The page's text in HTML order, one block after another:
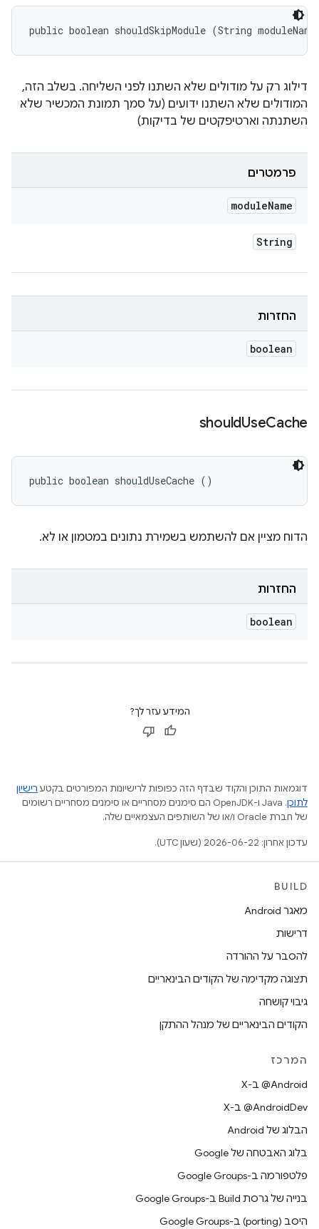
public boolean shouldSkipModule (String
דילוג רק על מודולים שלא השתנו לפני השליחה. בשלב הזה,
המודולים שלא השתנו ידועים (על סמך תמונת המכשיר שלא
השתנתה וארטיפקטים של בדיקות)
פרמטרים
moduleName
String
החזרות
boolean
shouldUseCache
public boolean shouldUseCache ()
הדוח מציין אם להשתמש בשמירת נתונים במטמון או לא.
החזרות
boolean
המידע עזר לך?
דוגמאות התוכן והקוד שבדף הזה כפופות לרישיונות המפורטים בקטע רישיון
לתוכן
.‏ Java ו-OpenJDK הם סימנים מסחריים או סימנים מסחריים רשומים
של חברת Oracle ו/או של השותפים העצמאיים שלה.
עדכון אחרון: 2026-06-22 (שעון UTC).
BUILD
מאגר Android
דרישות
להסבר על ההורדה
תצוגה מקדימה של הקודים הבינאריים
גיבוי קושחה
הקודים הבינאריים של מנהל ההתקן
המרכז
‫‎@Android ב-X
‫‎@AndroidDev ב-X
הבלוג של Android
בלוג האבטחה של Google
פלטפורמה ב-Google Groups
בנייה של גרסת Build ב-Google Groups
היסב (porting) ב-Google Groups